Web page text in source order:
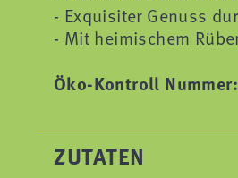
- Exquisiter Genuss
- Mit heimischem
Öko-Kontroll Nummer:
ZUTATEN